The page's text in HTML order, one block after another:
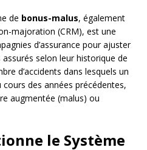
de bonus-malus, également
majoration (CRM), est une
d’assurance pour ajuster
assurés selon leur historique de
d’accidents dans lesquels un
des années précédentes,
augmentée (malus) ou
le Système